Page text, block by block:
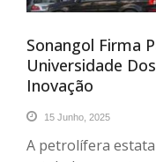
Sonangol Firma
Universidade
Inovação
15 Junho, 2025
A petrolífera